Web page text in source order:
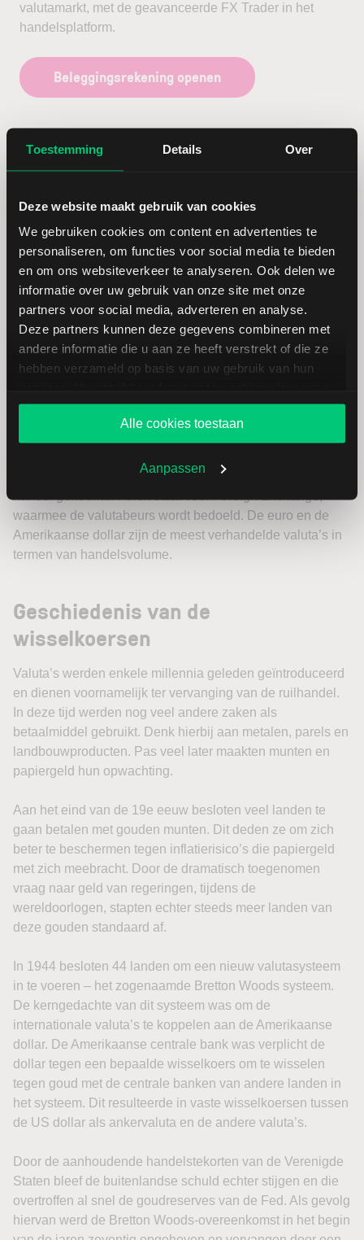
Toestemming Details Over
Deze website maakt gebruik van cookies
We gebruiken cookies om content en advertenties te
personaliseren, om functies voor social media te bieden
en om ons websiteverkeer te analyseren. Ook delen we
informatie over uw gebruik van onze site met onze
partners voor social media, adverteren en analyse.
Deze partners kunnen deze gegevens combineren met
andere informatie die u aan ze heeft verstrekt of die ze
hebben verzameld op basis van uw gebruik van hun
website blijft gebruiken.
Alle cookies toestaan
Aanpassen
valutamarkt, met de geavanceerde FX Trader in het
handelsplatform.
Beleggingsrekening openen
Wat is (vreemde) valuta?
De term vreemde valuta verwijst naar valuta’s die tegen
elkaar kunnen worden uitgewisseld. Het is niet mogelijk
om één enkele valuta te kopen zonder in een andere
valuta te betalen. In het algemeen duidt de term vreemde
valuta vaak buitenlandse betaalmiddelen aan. De
valutapaar – noemen we de wisselkoers genoemd.
Wisselkoersen zijn onderhevig aan constante
Handel in vreemde valuta noemen we ook wel forex
waarmee de valutabeurs wordt bedoeld. De euro en de
Amerikaanse dollar zijn de meest verhandelde valuta’s in
termen van handelsvolume.
Geschiedenis van de
wisselkoersen
Valuta’s werden enkele millennia geleden geïntroduceerd
en dienen voornamelijk ter vervanging van de ruilhandel.
In deze tijd werden nog veel andere zaken als
betaalmiddel gebruikt. Denk hierbij aan metalen, parels en
landbouwproducten. Pas veel later maakten munten en
papiergeld hun opwachting.
Aan het eind van de 19e eeuw besloten veel landen te
gaan betalen met gouden munten. Dit deden ze om zich
beter te beschermen tegen inflatierisico’s die papiergeld
met zich meebracht. Door de dramatisch toegenomen
vraag naar geld van regeringen, tijdens de
wereldoorlogen, stapten echter steeds meer landen van
deze gouden standaard af.
In 1944 besloten 44 landen om een nieuw valutasysteem
in te voeren – het zogenaamde Bretton Woods systeem.
De kerngedachte van dit systeem was om de
internationale valuta’s te koppelen aan de Amerikaanse
dollar. De Amerikaanse centrale bank was verplicht de
dollar tegen een bepaalde wisselkoers om te wisselen
tegen goud met de centrale banken van andere landen in
het systeem. Dit resulteerde in vaste wisselkoersen tussen
de US dollar als ankervaluta en de andere valuta’s.
Door de aanhoudende handelstekorten van de Verenigde
Staten bleef de buitenlandse schuld echter stijgen en die
overtroffen al snel de goudreserves van de Fed. Als gevolg
hiervan werd de Bretton Woods-overeenkomst in het begin